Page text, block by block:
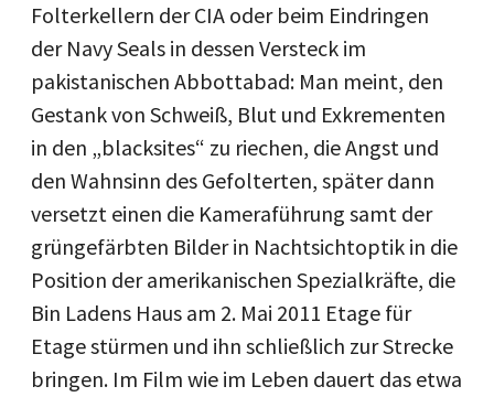
Folterkellern der CIA oder beim Eindringen
der Navy Seals in dessen Versteck im
pakistanischen Abbottabad: Man meint, den
Gestank von Schweiß, Blut und Exkrementen
in den „blacksites“ zu riechen, die Angst und
den Wahnsinn des Gefolterten, später dann
versetzt einen die Kameraführung samt der
grüngefärbten Bilder in Nachtsichtoptik in die
Position der amerikanischen Spezialkräfte, die
Bin Ladens Haus am 2. Mai 2011 Etage für
Etage stürmen und ihn schließlich zur Strecke
bringen. Im Film wie im Leben dauert das etwa